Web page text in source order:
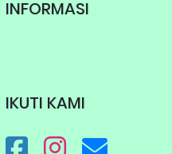
INFORMASI
IKUTI KAMI